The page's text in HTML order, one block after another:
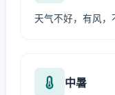
天气不好，有风，
中暑